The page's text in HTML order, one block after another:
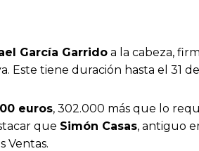
García Garrido a la cabeza,
Este tiene duración hasta el 31
euros, 302.000 más que lo
que Simón Casas, antiguo
Ventas.